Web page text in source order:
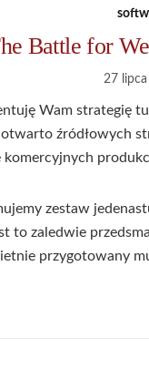
Battle for
27
Wam strategię
źródłowych
komercyjnych
zestaw
to zaledwie
przygotowany